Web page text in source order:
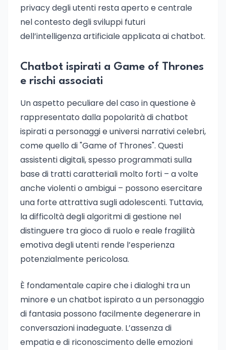
privacy degli utenti resta aperto e centrale
nel contesto degli sviluppi futuri
dell’intelligenza artificiale applicata ai chatbot.
Chatbot ispirati a Game of Thrones
e rischi associati
Un aspetto peculiare del caso in questione è
rappresentato dalla popolarità di chatbot
ispirati a personaggi e universi narrativi celebri,
come quello di "Game of Thrones". Questi
assistenti digitali, spesso programmati sulla
base di tratti caratteriali molto forti – a volte
anche violenti o ambigui – possono esercitare
una forte attrattiva sugli adolescenti. Tuttavia,
la difficoltà degli algoritmi di gestione nel
distinguere tra gioco di ruolo e reale fragilità
emotiva degli utenti rende l’esperienza
potenzialmente pericolosa.
È fondamentale capire che i dialoghi tra un
minore e un chatbot ispirato a un personaggio
di fantasia possono facilmente degenerare in
conversazioni inadeguate. L’assenza di
empatia e di riconoscimento delle emozioni